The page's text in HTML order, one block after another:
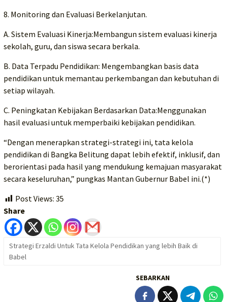
8. Monitoring dan Evaluasi Berkelanjutan.
A. Sistem Evaluasi Kinerja:Membangun sistem evaluasi kinerja
sekolah, guru, dan siswa secara berkala.
B. Data Terpadu Pendidikan: Mengembangkan basis data
pendidikan untuk memantau perkembangan dan kebutuhan di
setiap wilayah.
C. Peningkatan Kebijakan Berdasarkan Data:Menggunakan
hasil evaluasi untuk memperbaiki kebijakan pendidikan.
“Dengan menerapkan strategi-strategi ini, tata kelola
pendidikan di Bangka Belitung dapat lebih efektif, inklusif, dan
berorientasi pada hasil yang mendukung kemajuan masyarakat
secara keseluruhan,” pungkas Mantan Gubernur Babel ini.(*)
Post Views: 35
Share
Strategi Erzaldi Untuk Tata Kelola Pendidikan yang lebih Baik di
Babel
SEBARKAN